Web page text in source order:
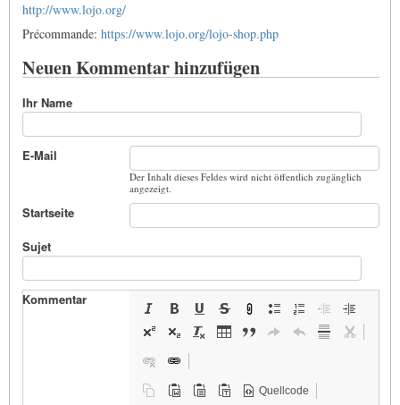
http://www.lojo.org/
Précommande: https://www.lojo.org/lojo-shop.php
Neuen Kommentar hinzufügen
Ihr Name
E-Mail
Der Inhalt dieses Feldes wird nicht öffentlich zugänglich
angezeigt.
Startseite
Sujet
Kommentar
Quellcode